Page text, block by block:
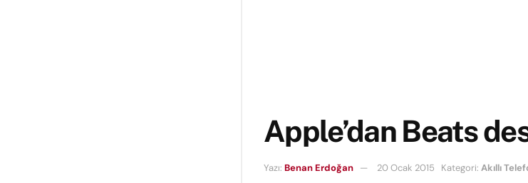
Apple’dan Beats
Yazı: Benan Erdoğan 20 Ocak 2015 Kategori: Akıllı